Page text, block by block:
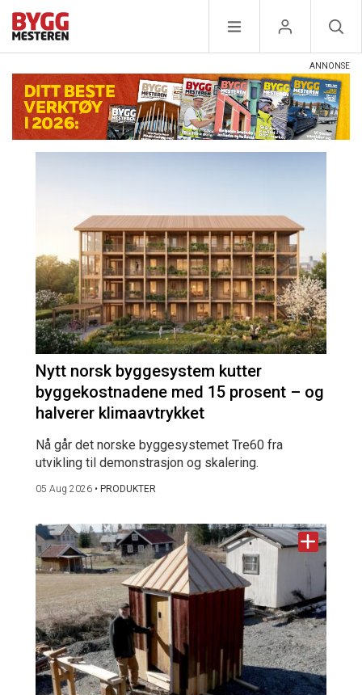
Nytt norsk byggesystem kutter
byggekostnadene med 15 prosent – og
halverer klimaavtrykket
Nå går det norske byggesystemet Tre60 fra
utvikling til demonstrasjon og skalering.
05 Aug 2026 • PRODUKTER